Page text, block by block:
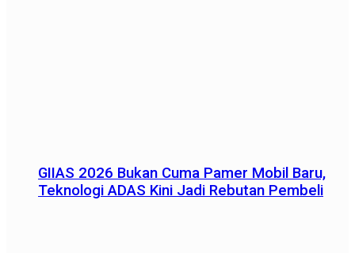
GIIAS 2026 Bukan Cuma Pamer Mobil Baru,
Teknologi ADAS Kini Jadi Rebutan Pembeli